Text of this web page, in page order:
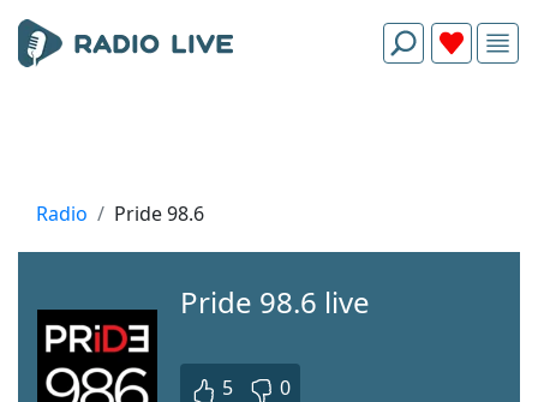
Radio Pride 98.6
Pride 98.6 live
5 0